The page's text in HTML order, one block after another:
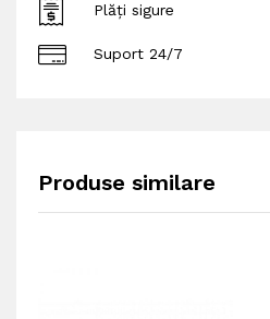
Plăți sigure
Suport 24/7
Produse similare